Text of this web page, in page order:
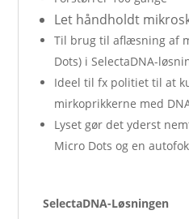
Let håndholdt
Til brug til aflæsning af
Dots) i SelectaDNA-
Ideel til fx politiet til at
mirkoprikkerne med
Lyset gør det yderst
Micro Dots og en
SelectaDNA-Løsningen